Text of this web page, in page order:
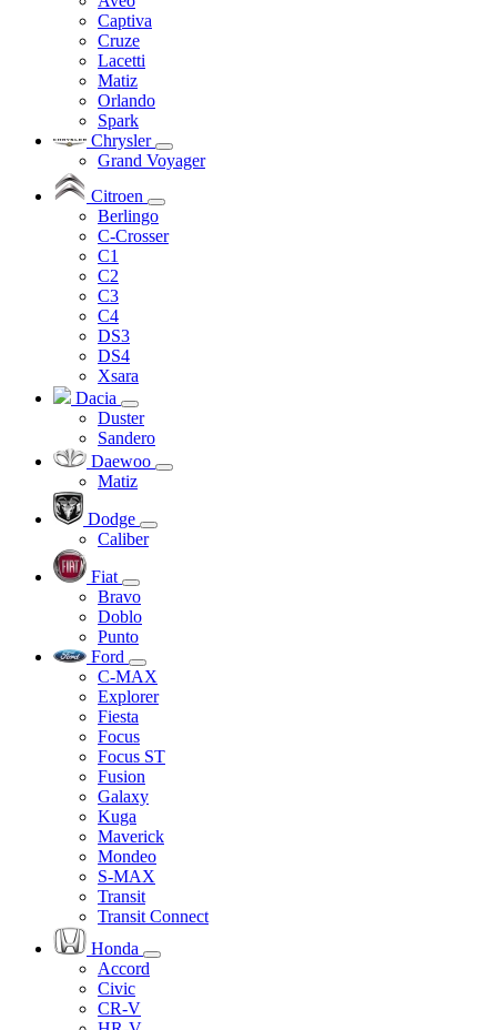
Captiva
Cruze
Lacetti
Matiz
Orlando
Spark
Chrysler
Grand Voyager
Citroen
Berlingo
C-Crosser
C1
C2
C3
C4
DS3
DS4
Xsara
Dacia
Duster
Sandero
Daewoo
Matiz
Dodge
Caliber
Fiat
Bravo
Doblo
Punto
Ford
C-MAX
Explorer
Fiesta
Focus
Focus ST
Fusion
Galaxy
Kuga
Maverick
Mondeo
S-MAX
Transit
Transit Connect
Honda
Accord
Civic
CR-V